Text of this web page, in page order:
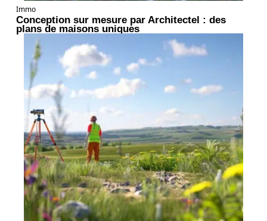
Immo
Conception sur mesure par Architectel : des
plans de maisons uniques